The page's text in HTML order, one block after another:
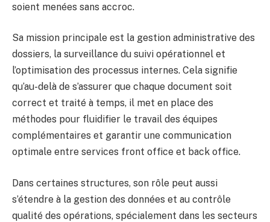
soient menées sans accroc.
Sa mission principale est la gestion administrative des
dossiers, la surveillance du suivi opérationnel et
l’optimisation des processus internes. Cela signifie
qu’au-delà de s’assurer que chaque document soit
correct et traité à temps, il met en place des
méthodes pour fluidifier le travail des équipes
complémentaires et garantir une communication
optimale entre services front office et back office.
Dans certaines structures, son rôle peut aussi
s’étendre à la gestion des données et au contrôle
qualité des opérations, spécialement dans les secteurs